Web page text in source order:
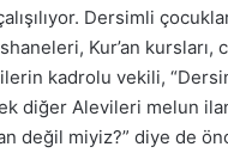
Dersimli
Kur’an kursları,
kadrolu vekili,
diğer Alevileri melun
değil miyiz?” diye de